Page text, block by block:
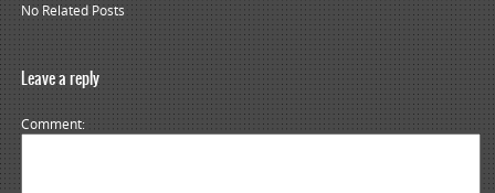
No Related Posts
Leave a reply
Comment